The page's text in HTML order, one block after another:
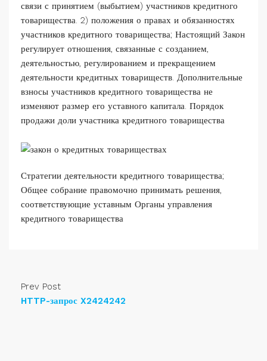
связи с принятием (выбытием) участников кредитного
товарищества. 2) положения о правах и обязанностях
участников кредитного товарищества; Настоящий Закон
регулирует отношения, связанные с созданием,
деятельностью, регулированием и прекращением
деятельности кредитных товариществ. Дополнительные
взносы участников кредитного товарищества не
изменяют размер его уставного капитала. Порядок
продажи доли участника кредитного товарищества
Стратегии деятельности кредитного товарищества;
Общее собрание правомочно принимать решения,
соответствующие уставным Органы управления
кредитного товарищества
Prev Post
HTTP-запрос X2424242